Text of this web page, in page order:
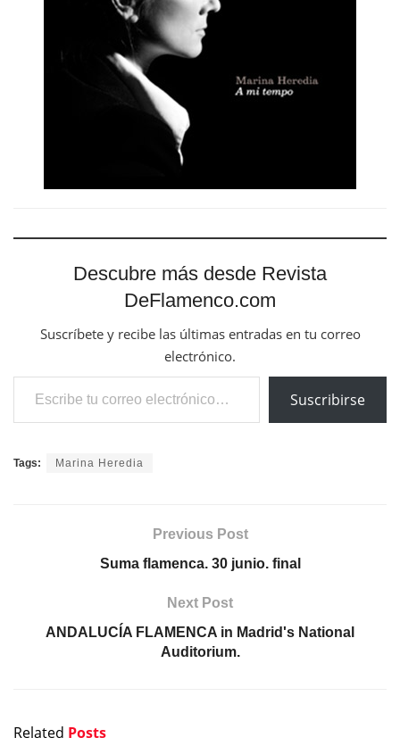
Descubre más desde Revista
DeFlamenco.com
Suscríbete y recibe las últimas entradas en tu correo
electrónico.
Escribe tu correo electrónico…
Suscribirse
Tags: Marina Heredia
Previous Post
Suma flamenca. 30 junio. final
Next Post
ANDALUCÍA FLAMENCA in Madrid's National
Auditorium.
Related Posts